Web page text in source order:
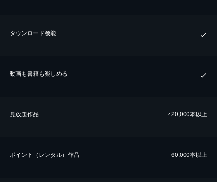
ダウンロード機能
動画も書籍も楽しめる
⾒放題作品 420,000本以上
ポイント（レンタル）作品 60,000本以上